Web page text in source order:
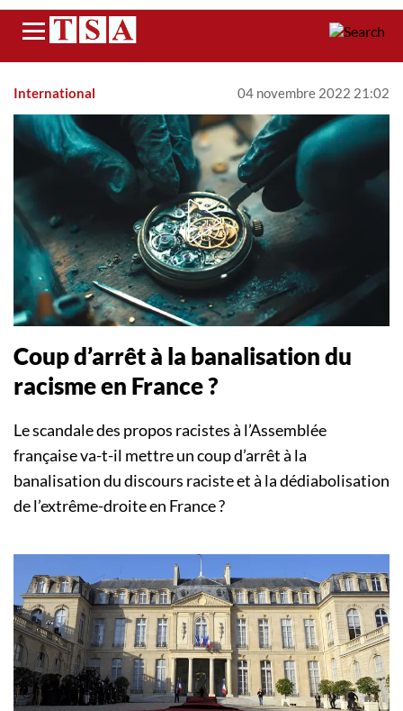
Menu
International 04 novembre 2022 21:02
Coup d’arrêt à la banalisation du
racisme en France ?
Le scandale des propos racistes à l’Assemblée
française va-t-il mettre un coup d’arrêt à la
banalisation du discours raciste et à la dédiabolisation
de l’extrême-droite en France ?